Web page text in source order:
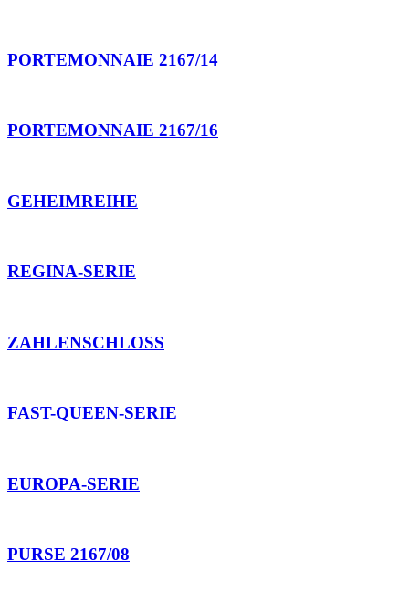
PORTEMONNAIE 2167/14
PORTEMONNAIE 2167/16
GEHEIMREIHE
REGINA-SERIE
ZAHLENSCHLOSS
FAST-QUEEN-SERIE
EUROPA-SERIE
PURSE 2167/08